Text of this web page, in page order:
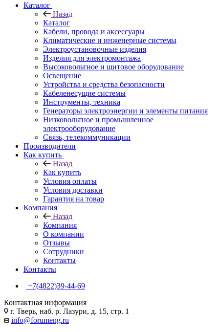
Каталог
Назад
Каталог
Кабели, провода и аксессуары
Климатические и инженерные системы
Электроустановочные изделия
Изделия для электромонтажа
Высоковольтное и щитовое оборудование
Освещение
Устройства и средства безопасности
Кабеленесущие системы
Инструменты, техника
Генераторы электроэнергии и элементы питания
Низковольтное и промышленное
электрооборудование
Связь, телекоммуникации
Производители
Как купить
Назад
Как купить
Условия оплаты
Условия доставки
Гарантия на товар
Компания
Назад
Компания
О компании
Отзывы
Сотрудники
Контакты
Контакты
+7(4822)39-44-69
Контактная информация
г. Тверь, наб. р. Лазури, д. 15, стр. 1
info@forumeng.ru